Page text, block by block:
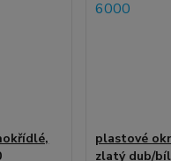
plastové
zlatý dub/